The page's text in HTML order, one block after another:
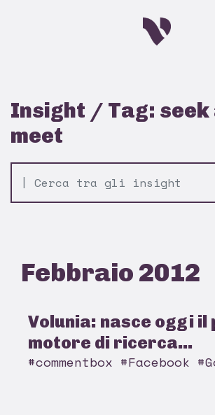
Insight / Tag: seek
meet
Febbraio 2012
Volunia: nasce oggi il
motore di ricerca...
#commentbox #Facebook